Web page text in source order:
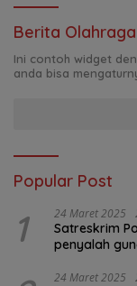
Berita Olahraga
Ini contoh widget
anda bisa
Popular Post
1 24 Maret 2025
Satreskrim
penyalah
24 Maret 2025